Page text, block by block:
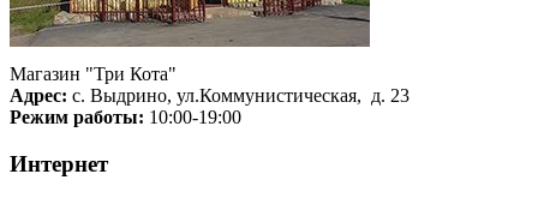
Магазин "Три Кота"
Адрес: с. Выдрино, ул.Коммунистическая, д. 23
Режим работы: 10:00-19:00
Интернет